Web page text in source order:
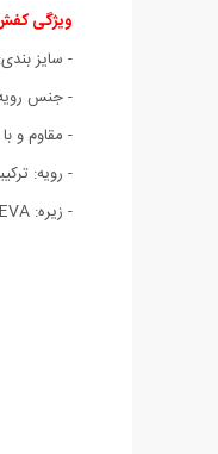
ویژگی
- سایز بندی: 41 تا 44
- جنس
- مقاوم و
- رویه:
- زیره: EVA